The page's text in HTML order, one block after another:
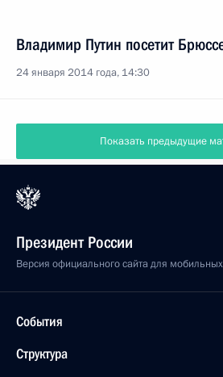
Владимир Путин посетит
24 января 2014 года, 14:30
Показать предыдущие
Президент России
Версия официального сайта для мобильных
События
Структура